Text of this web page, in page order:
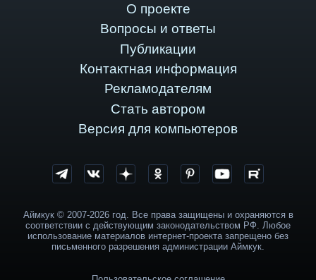
О проекте
Вопросы и ответы
Публикации
Контактная информация
Рекламодателям
Стать автором
Версия для компьютеров
Аймкук © 2007-2026 год. Все права защищены и охраняются в
соответствии с действующим законодательством РФ. Любое
использование материалов интернет-проекта запрещено без
письменного разрешения администрации Аймкук.